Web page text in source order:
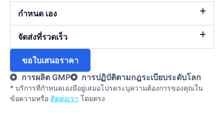
กำหนด เอง
จัดส่งที่รวดเร็ว
ขอใบเสนอราคา
การผลิต GMP
การปฏิบัติตามกฎระเบียบระดับโลก
* บริการที่กําหนดเองมีอยู่เสมอโปรดระบุความต้องการของคุณใน
ข้อความหรือ ติดต่อเรา โดยตรง